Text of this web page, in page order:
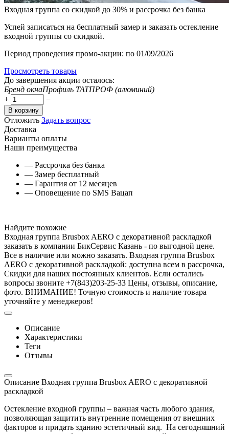
Входная группа со скидкой до 30% и рассрочка без банка
Успей записаться на бесплатный замер и заказать остекление
входной группы со скидкой.
Период проведения промо-акции: по 01/09/2026
Просмотреть товары
До завершения акции осталось:
Бренд окнаПрофиль ТАТПРОФ (алюминий)
+
−
В корзину
Отложить Задать вопрос
Доставка
Варианты оплаты
Наши преимущества
— Рассрочка без банка
— Замер бесплатный
— Гарантия от 12 месяцев
— Оповещение по SMS Вацап
Найдите похожие
Входная группа Brusbox AERO с декоративной раскладкой
заказать в компании БикСервис Казань - по выгодной цене.
Все в наличие или можно заказать. Входная группа Brusbox
AERO с декоративной раскладкой: доступна всем в рассрочка,
Скидки для наших постоянных клиентов. Если остались
вопросы звоните +7(843)203-25-33 Цены, отзывы, описание,
фото. ВНИМАНИЕ! Точную стоимость и наличие товара
уточняйте у менеджеров!
Описание
Характеристики
Теги
Отзывы
Описание Входная группа Brusbox AERO с декоративной
раскладкой
Остекление входной группы – важная часть любого здания,
позволяющая защитить внутренние помещения от внешних
факторов и придать зданию эстетичный вид. На сегодняшний